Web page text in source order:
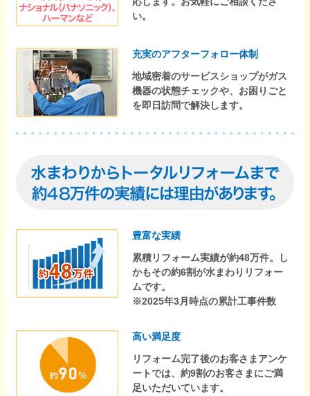
い。
充実のアフターフォロー体制
地域密着のサービスショップがガス
機器の状態チェックや、お困りごと
を即日訪問で解決します。
豊富な実績
累積リフォーム実績が約48万件。し
かもその約6割が水まわりリフォー
ムです。
※2025年3月時点の累計工事件数
高い満足度
リフォーム完了後のお客さまアンケ
ートでは、約9割のお客さまにご満
足いただいています。